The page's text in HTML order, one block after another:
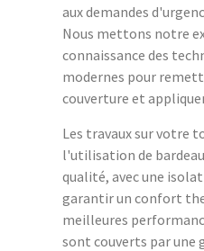
aux demandes
Nous mettons notre
connaissance des
modernes pour
couverture et
Les travaux sur votre
l'utilisation de
qualité, avec une
garantir un confort
meilleures
sont couverts par une